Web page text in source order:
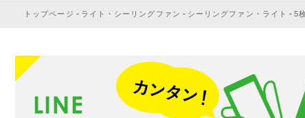
トップページ ライト・シーリングファン シーリングファン・ライト 5